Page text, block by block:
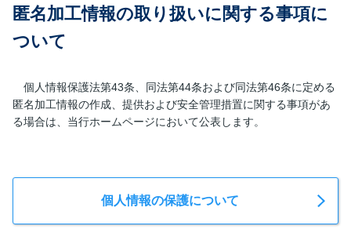
匿名加工情報の取り扱いに関する事項に
ついて
個人情報保護法第43条、同法第44条および同法第46条に定める
匿名加工情報の作成、提供および安全管理措置に関する事項があ
る場合は、当行ホームページにおいて公表します。
個人情報の保護について